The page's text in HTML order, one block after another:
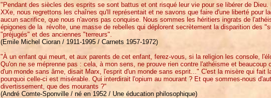
"Pendant des siècles des esprits se sont battus et ont risqué leur vie pour se libérer de
XXe, nous regrettons les chaînes qu'Il représentait et ne savons que faire d'une liberté pour
aucun sacrifice, que nous n'avons pas conquise. Nous sommes les héritiers ingrats de
épigones de la révolte, une masse de rebelles qui déplorent secrètement la disparition des
"préjugés" et des anciennes "terreurs".
(Emile Michel Cioran / 1911-1995 / Carnets 1957-1972)
"À un enfant qui meurt, et aux parents de cet enfant, ferez-vous, si la religion les console,
Qu'on ne se méprenne pas : cela, à mon sens, ne prouve rien contre l'athéisme et beaucoup
d'un monde sans âme, disait Marx, l'esprit d'un monde sans esprit..." C'est la misère qui fait
pourquoi celle-ci est misérable. Qui interdirait l'opium au mourant ? Et que sommes-nous
divertissement, que des mourants ?"
(André Comte-Sponville / né en 1952 / Une éducation philosophique)